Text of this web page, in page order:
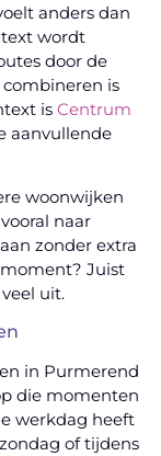
anders dan
wordt
door de
is
isCentrum
aanvullende
woonwijken
naar
zonder extra
Juist
uit.
in Purmerend
die momenten
werkdag heeft
of tijdens